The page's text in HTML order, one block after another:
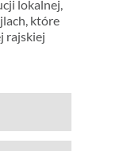
lokalnej,
które
rajskiej